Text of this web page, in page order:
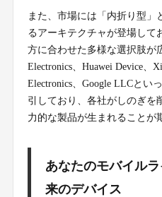
また、市場には「内折り型」
るアーキテクチャが登場して
方に合わせた多様な選択肢が
Electronics、Huawei Device、
Electronics、Google LLCとい
引しており、各社がしのぎを
力的な製品が生まれることが
あなたのモバイル
来のデバイス